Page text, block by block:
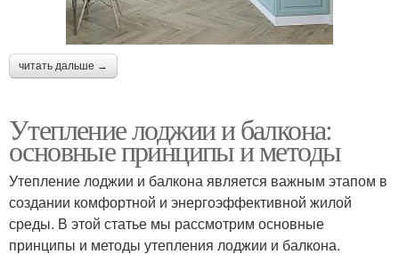
читать дальше →
Утепление лоджии и балкона:
основные принципы и методы
Утепление лоджии и балкона является важным этапом в
создании комфортной и энергоэффективной жилой
среды. В этой статье мы рассмотрим основные
принципы и методы утепления лоджии и балкона.